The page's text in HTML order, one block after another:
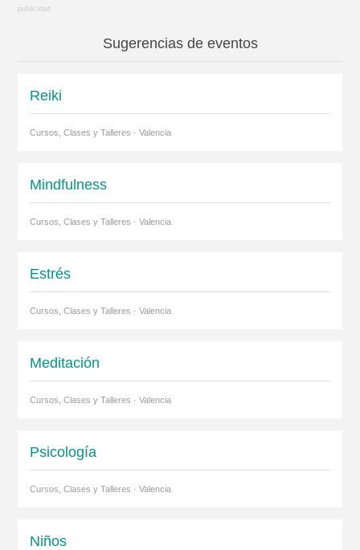
Sugerencias de eventos
Reiki
Cursos, Clases y Talleres · Valencia
Mindfulness
Cursos, Clases y Talleres · Valencia
Estrés
Cursos, Clases y Talleres · Valencia
Meditación
Cursos, Clases y Talleres · Valencia
Psicología
Cursos, Clases y Talleres · Valencia
Niños